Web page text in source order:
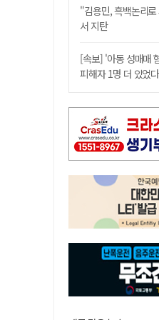
"김용민, 흑백논리
서 지탄
[속보] '아동 성매매
피해자 1명 더 있었다